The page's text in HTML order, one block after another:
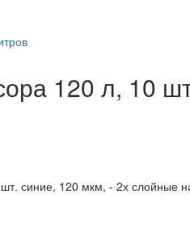
120 л, 10